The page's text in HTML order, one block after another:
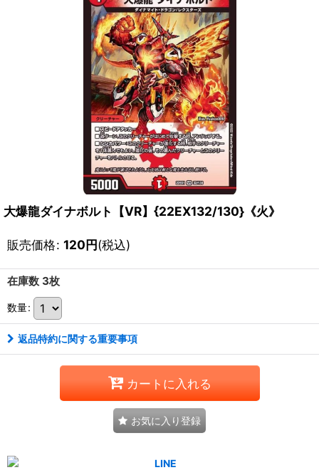
大爆龍ダイナボルト【VR】{22EX132/130}《火》
販売価格: 120円(税込)
在庫数 3枚
数量:
返品特約に関する重要事項
カートに入れる
お気に入り登録